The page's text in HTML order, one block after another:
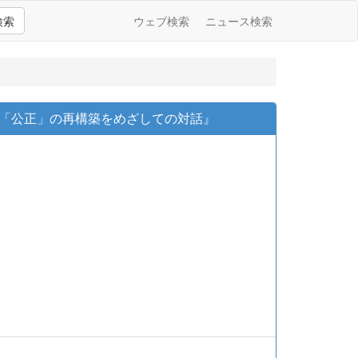
索 ウェブ検索 ニュース検索
正」の再構築をめざしての対話』